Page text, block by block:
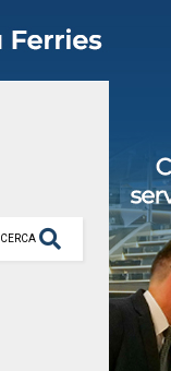
CERCA